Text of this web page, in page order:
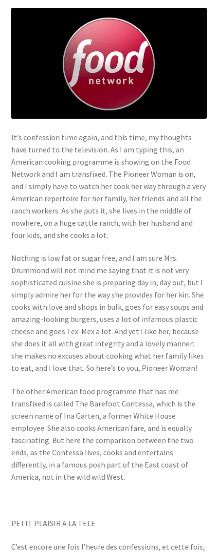
It’s confession time again, and this time, my thoughts
have turned to the television. As I am typing this, an
American cooking programme is showing on the Food
Network and I am transfixed. The Pioneer Woman is on,
and I simply have to watch her cook her way through a very
American repertoire for her family, her friends and all the
ranch workers. As she puts it, she lives in the middle of
nowhere, on a huge cattle ranch, with her husband and
four kids, and she cooks a lot.
Nothing is low fat or sugar free, and I am sure Mrs.
Drummond will not mind me saying that it is not very
sophisticated cuisine she is preparing day in, day out, but I
simply admire her for the way she provides for her kin. She
cooks with love and shops in bulk, goes for easy soups and
amazing-looking burgers, uses a lot of infamous plastic
cheese and goes Tex-Mex a lot. And yet I like her, because
she does it all with great integrity and a lovely manner:
she makes no excuses about cooking what her family likes
to eat, and I love that. So here’s to you, Pioneer Woman!
The other American food programme that has me
transfixed is called The Barefoot Contessa, which is the
screen name of Ina Garten, a former White House
employee. She also cooks American fare, and is equally
fascinating. But here the comparison between the two
ends, as the Contessa lives, cooks and entertains
differently, in a famous posh part of the East coast of
America, not in the wild wild West.
PETIT PLAISIR A LA TELE
C’est encore une fois l’heure des confessions, et cette fois,